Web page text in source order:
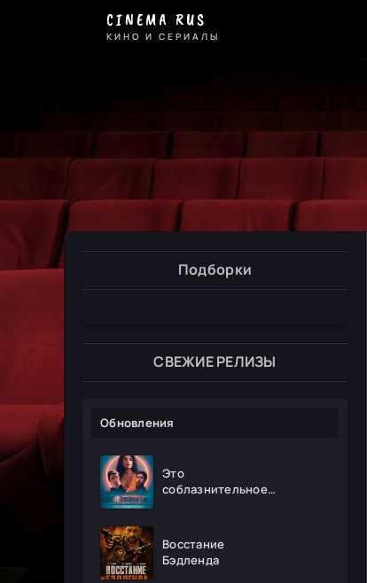
CINEMA RUS
КИНО И СЕРИАЛЫ
Подборки
СВЕЖИЕ РЕЛИЗЫ
Обновления
Это
соблазнительное
Восстание
Бэдленда